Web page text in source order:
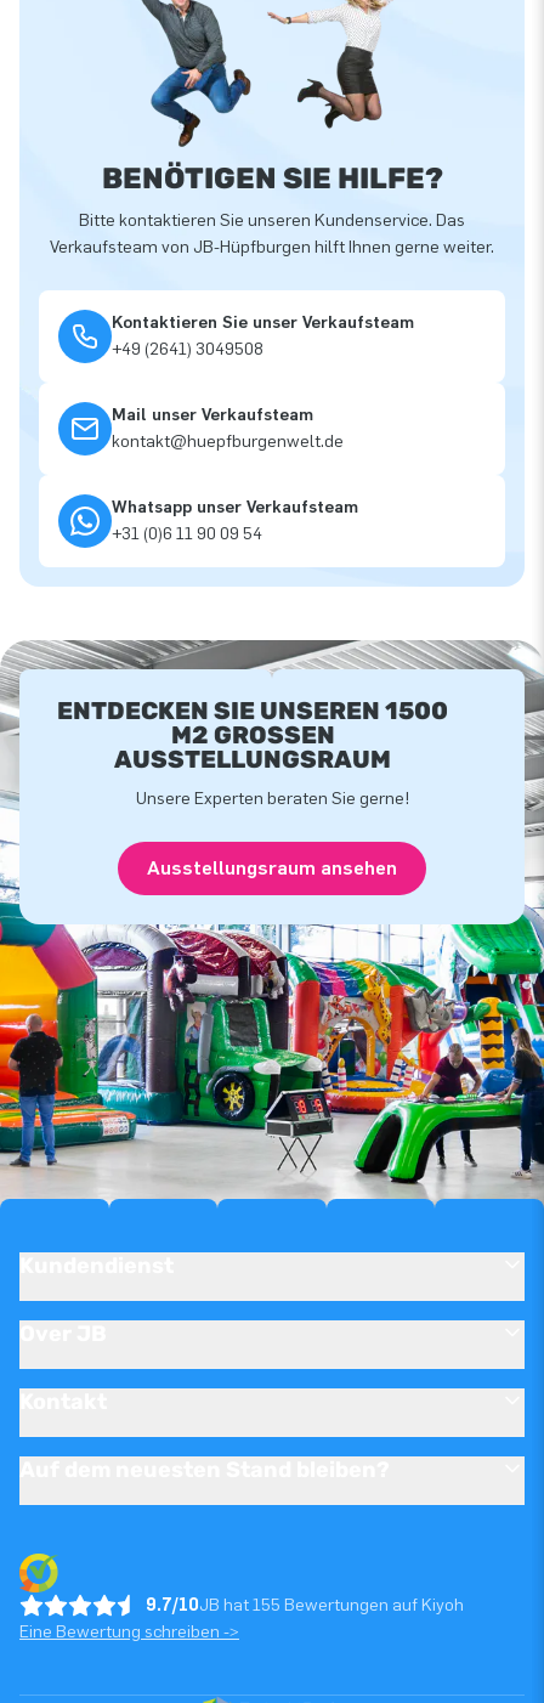
BENÖTIGEN SIE HILFE?
Bitte kontaktieren Sie unseren Kundenservice. Das
Verkaufsteam von JB-Hüpfburgen hilft Ihnen gerne weiter.
Kontaktieren Sie unser Verkaufsteam
+49 (2641) 3049508
Mail unser Verkaufsteam
kontakt@huepfburgenwelt.de
Whatsapp unser Verkaufsteam
+31 (0)6 11 90 09 54
ENTDECKEN SIE UNSEREN 1500
M2 GROSSEN A
USSTELLUNGSRAUM
Unsere Experten beraten Sie gerne!
Ausstellungsraum ansehen
9.7/10JB hat 155 Bewertungen auf Kiyoh
Eine Bewertung schreiben ->